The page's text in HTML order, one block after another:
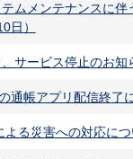
ムメンテナンスに
日）
サービス停止のお
通帳アプリ配信終了
る災害への対応に